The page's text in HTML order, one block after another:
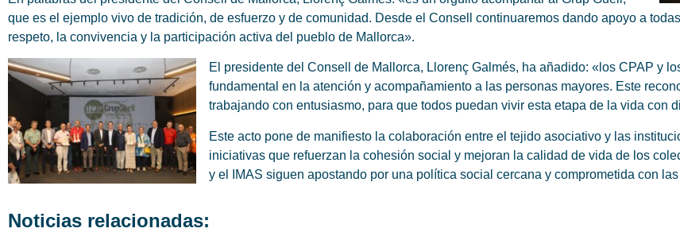
que es el ejemplo vivo de tradición, de esfuerzo y de comunidad. Desde el Consell continuaremos dando apoyo a
respeto, la convivencia y la participación activa del pueblo de Mallorca».
El presidente del Consell de Mallorca, Llorenç Galmés, ha añadido: «los CPAP y
fundamental en la atención y acompañamiento a las personas mayores. Este
trabajando con entusiasmo, para que todos puedan vivir esta etapa de la vida con
Este acto pone de manifiesto la colaboración entre el tejido asociativo y las
iniciativas que refuerzan la cohesión social y mejoran la calidad de vida de los
y el IMAS siguen apostando por una política social cercana y comprometida con
Noticias relacionadas: